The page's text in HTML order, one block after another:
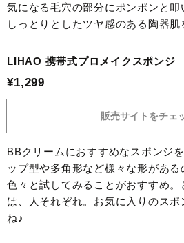
気になる毛穴の部分にポンポンと叩
しっとりとしたツヤ感のある陶器肌
LIHAO 携帯式プロメイクスポンジ
¥1,299
販売サイトをチェ
BBクリームにおすすめなスポンジ
ップ型や多角形など様々な形があ
色々と試してみることがおすすめ
は、人それぞれ。お気に入りのス
ね♪